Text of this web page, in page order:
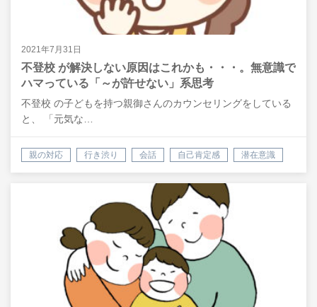
2021年7月31日
不登校 が解決しない原因はこれかも・・・。無意識で
ハマっている「～が許せない」系思考
不登校 の子どもを持つ親御さんのカウンセリングをしている
と、 「元気な…
親の対応 行き渋り 会話 自己肯定感 潜在意識